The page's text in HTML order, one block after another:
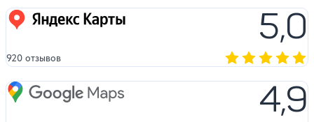
Яндекс карты 5,0
920 отзывов
Google Maps 4,9